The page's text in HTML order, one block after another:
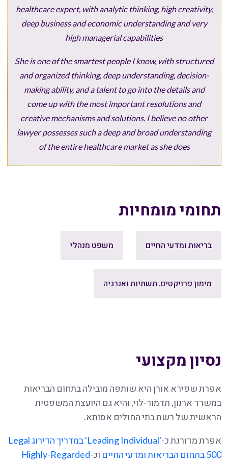
healthcare expert, with analytic thinking, high creativity,
deep business and economic understanding and very
high managerial capabilities
She is one of the smartest people I know, with structured
and organized thinking, deep understanding, decision-
making ability, and a talent to go into the details and
come up with the most important resolutions and
creative mechanisms and solutions. I believe no other
lawyer possesses such a deep and broad understanding
of the entire healthcare market as she does
תחומי מומחיות
בריאות ומדעי החיים משפט מנהלי
מימון פרויקטים, תשתיות ואנרגיה
נסיון מקצועי
אפרת שפירא אורן היא שותפה מובילה בתחום הבריאות
במשרד ארנון, תדמור-לוי, והיא גם היועצת המשפטית
הראשית של רשת בתי החולים אסותא.
אפרת מדורגת כ
-'Leading Individual' במדריך הדירוג Legal
500 בתחום הבריאות ומדעי החיים
וכ-Highly-Regarded